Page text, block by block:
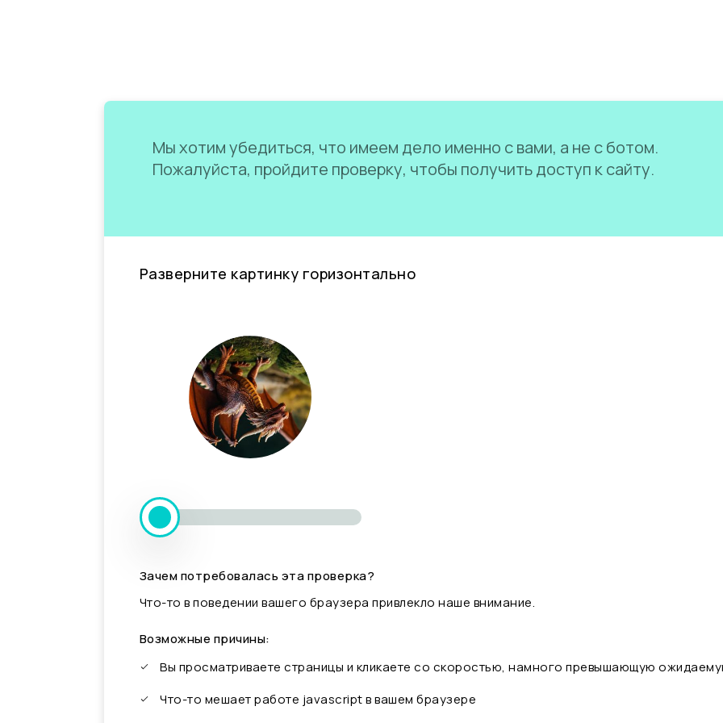
Мы хотим убедиться, что имеем дело именно с вами, а не с ботом.
Пожалуйста, пройдите проверку, чтобы получить доступ к сайту.
Разверните картинку горизонтально
Зачем потребовалась эта проверка?
Что-то в поведении вашего браузера привлекло наше внимание.
Возможные причины:
Вы просматриваете страницы и кликаете со скоростью, намного превышающую
Что-то мешает работе javascript в вашем браузере